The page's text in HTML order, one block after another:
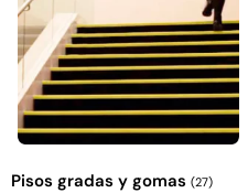
Pisos gradas y gomas (27)